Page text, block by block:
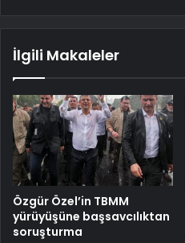
İlgili Makaleler
Özgür Özel’in TBMM
yürüyüşüne başsavcılıktan
soruşturma